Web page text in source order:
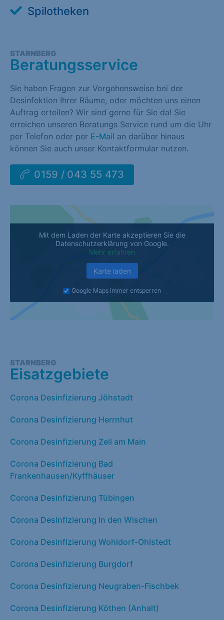
Spilotheken
STARNBERG
Beratungsservice
Sie haben Fragen zur Vorgehensweise bei der
Desinfektion Ihrer Räume, oder möchten uns einen
Auftrag erteilen? Wir sind gerne für Sie da! Sie
erreichen unseren Beratungs Service rund um die Uhr
per Telefon oder per E-Mail an darüber hinaus
können Sie auch unser Kontaktformular nutzen.
0159 / 043 55 473
Mit dem Laden der Karte akzeptieren Sie die
Datenschutzerklärung von Google.
Mehr erfahren
Karte laden
Google Maps immer entsperren
STARNBERG
Eisatzgebiete
Corona Desinfizierung Jöhstadt
Corona Desinfizierung Herrnhut
Corona Desinfizierung Zeil am Main
Corona Desinfizierung Bad
Frankenhausen/Kyffhäuser
Corona Desinfizierung Tübingen
Corona Desinfizierung In den Wischen
Corona Desinfizierung Wohldorf-Ohlstedt
Corona Desinfizierung Burgdorf
Corona Desinfizierung Neugraben-Fischbek
Corona Desinfizierung Köthen (Anhalt)